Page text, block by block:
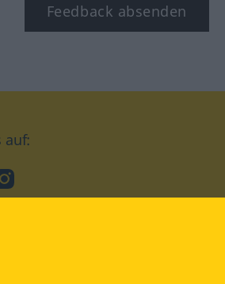
Feedback absenden
auf:
Instagram